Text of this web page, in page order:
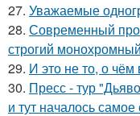
27. Уважаемые
28. Современный
строгий
29. И это не то, о
30. Пресс - тур
и тут началось самое